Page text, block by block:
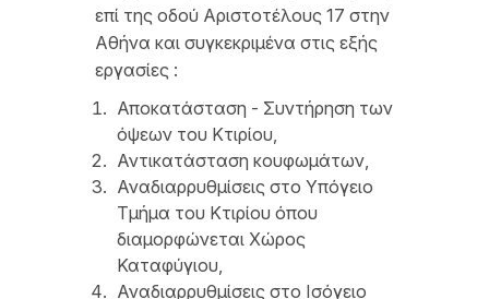
επί της οδού Αριστοτέλους 17 στην
Αθήνα και συγκεκριμένα στις εξής
εργασίες :
Αποκατάσταση - Συντήρηση των
όψεων του Κτιρίου,
Αντικατάσταση κουφωμάτων,
Αναδιαρρυθμίσεις στο Υπόγειο
Τμήμα του Κτιρίου όπου
διαμορφώνεται Χώρος
Καταφύγιου,
Αναδιαρρυθμίσεις στο Ισόγειο